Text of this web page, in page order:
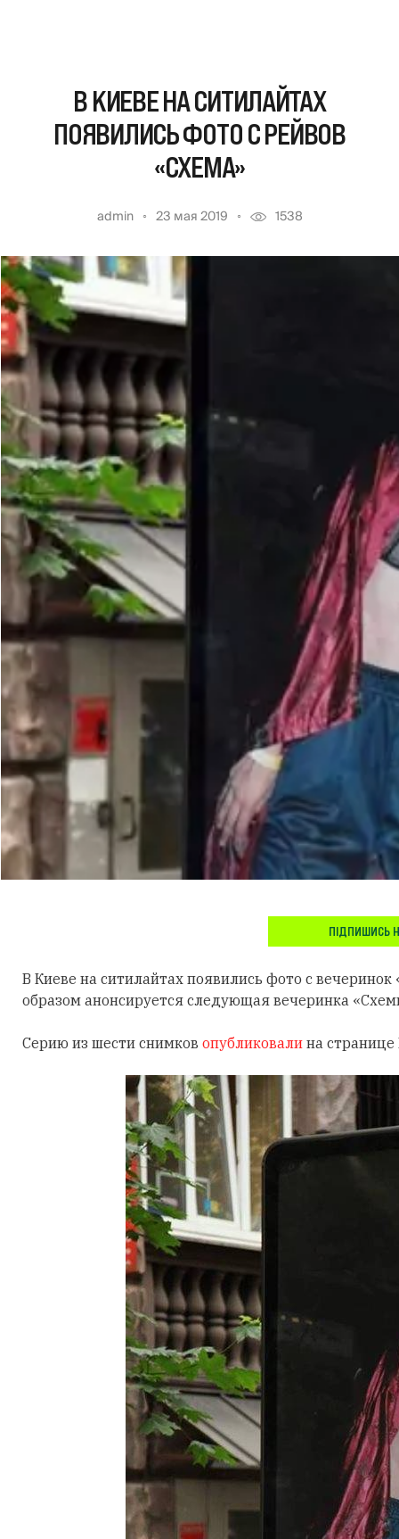
В КИЕВЕ НА СИТИЛАЙТАХ
ПОЯВИЛИСЬ ФОТО С РЕЙВОВ
«СХЕМА»
admin 23 мая 2019 1538
ПІДПИШИСЬ
В Киеве на ситилайтах появились фото с
образом анонсируется следующая вечеринка
Серию из шести снимков опубликовали на странице